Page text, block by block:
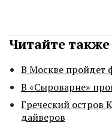
Читайте также
В Москве пройдет
В «Сыроварне»
Греческий остров
дайверов